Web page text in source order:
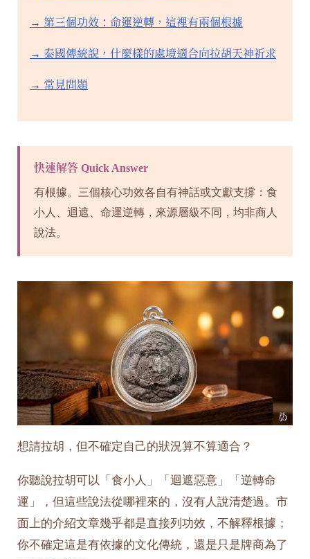
→ 第三個功效：命運逆轉，這裡有兩個根據
→ 泰國傳統說，什麼樣的處境適合向拉胡天神祈求
→ 常見問題
快速解答 Quick Answer
有根據。三個核心功效各自有神話或文獻支撐：食
小人、迴遮、命運逆轉，來源層級不同，均非商人
說法。
想請拉胡，但不確定自己的狀況算不算適合？
你聽說拉胡可以「食小人」「迴遮惡意」「逆轉命
運」，但這些說法從哪裡來的，沒有人說清楚過。市
面上的介紹文章幾乎都是直接列功效，不解釋根據；
你不確定這是有依據的文化傳統，還是只是牌商為了